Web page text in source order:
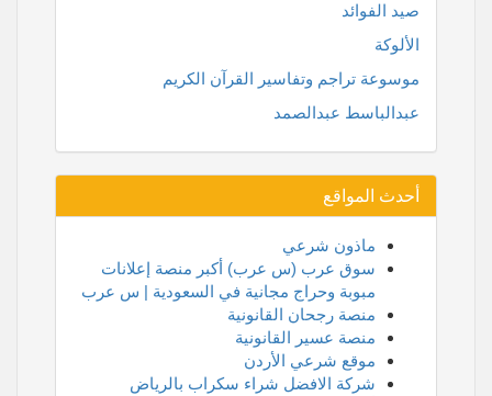
صيد الفوائد
الألوكة
موسوعة تراجم وتفاسير القرآن الكريم
عبدالباسط عبدالصمد
أحدث المواقع
ماذون شرعي
سوق عرب (س عرب) أكبر منصة إعلانات
مبوبة وحراج مجانية في السعودية | س عرب
منصة رجحان القانونية
منصة عسير القانونية
موقع شرعي الأردن
شركة الافضل شراء سكراب بالرياض